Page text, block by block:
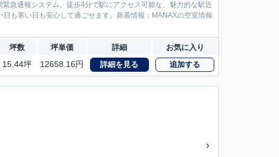
急通報システム。徒歩4分で駅にアクセス可能な、魅力的な駅近
も寒い日も安心して過ごせます。新着情報：MANAXの空室情報
坪数 坪単価 詳細 お気に入り
15.44坪 12658.16円 詳細を見る 追加する